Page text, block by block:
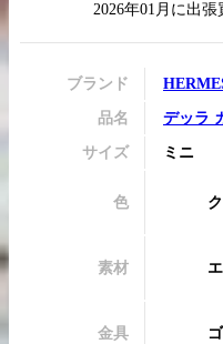
買取実績はこちらから
2026年01月 に出張
ブランド
品名 デッラ
サイズ ミニ
色
素材
金具